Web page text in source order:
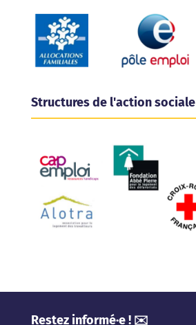
Structures de l'action sociale
Restez informé·e ! ✉️